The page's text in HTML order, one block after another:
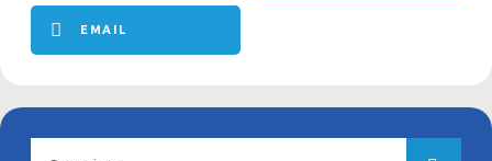
EMAIL